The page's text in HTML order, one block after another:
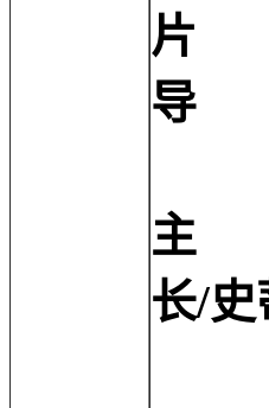
片
导
乔
主
长/史
斯